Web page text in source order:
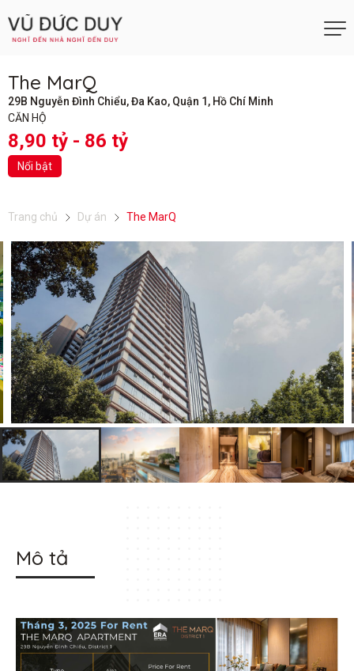
The MarQ
29B Nguyễn Đình Chiểu, Đa Kao, Quận 1, Hồ Chí Minh
CĂN HỘ
8,90 tỷ - 86 tỷ
Nổi bật
Trang chủ Dự án The MarQ
Mô tả